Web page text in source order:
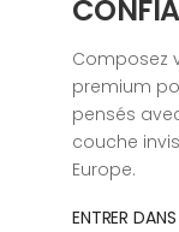
Composez
premium
pensés
couche
Europe.
ENTRER